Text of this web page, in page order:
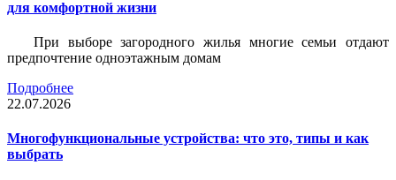
для комфортной жизни
При выборе загородного жилья многие семьи отдают
предпочтение одноэтажным домам
Подробнее
22.07.2026
Многофункциональные устройства: что это, типы и как
выбрать